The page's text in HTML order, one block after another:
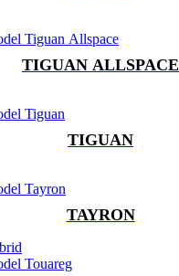
TIGUAN ALLSPACE
TIGUAN
TAYRON